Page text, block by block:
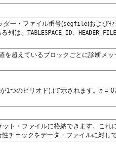
ダー・ファイル番号(segfile)および
列は、 TABLESPACE_ID HEADER_FILE
超えているブロックごとに診断メッ
が1つのピリオド(.)で示されます。 n = 0
ト・ファイルに格納できます。これ
チェックをデータ・ファイルに対し